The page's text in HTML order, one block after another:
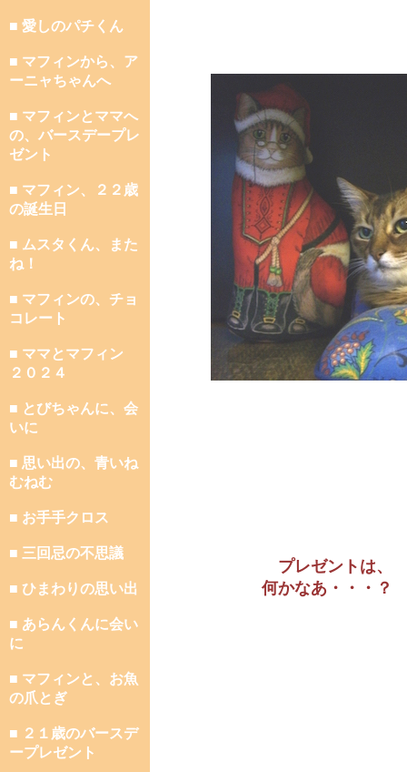
■ 愛しのパチくん
■ マフィンから、ア
ーニャちゃんへ
■ マフィンとママへ
の、バースデープレ
ゼント
■ マフィン、２２歳
の誕生日
■ ムスタくん、また
ね！
■ マフィンの、チョ
コレート
■ ママとマフィン
２０２４
■ とびちゃんに、会
いに
■ 思い出の、青いね
むねむ
■ お手手クロス
■ 三回忌の不思議
■ ひまわりの思い出
■ あらんくんに会い
に
■ マフィンと、お魚
の爪とぎ
■ ２１歳のバースデ
ープレゼント
プレゼントは、
何かなあ・・・？